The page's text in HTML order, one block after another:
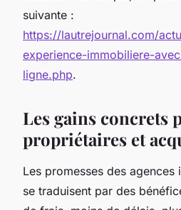
suivante :
https://lautrejournal.com/
experience-immobiliere-
ligne.php.
Les gains concrets
propriétaires et
Les promesses des
se traduisent par des